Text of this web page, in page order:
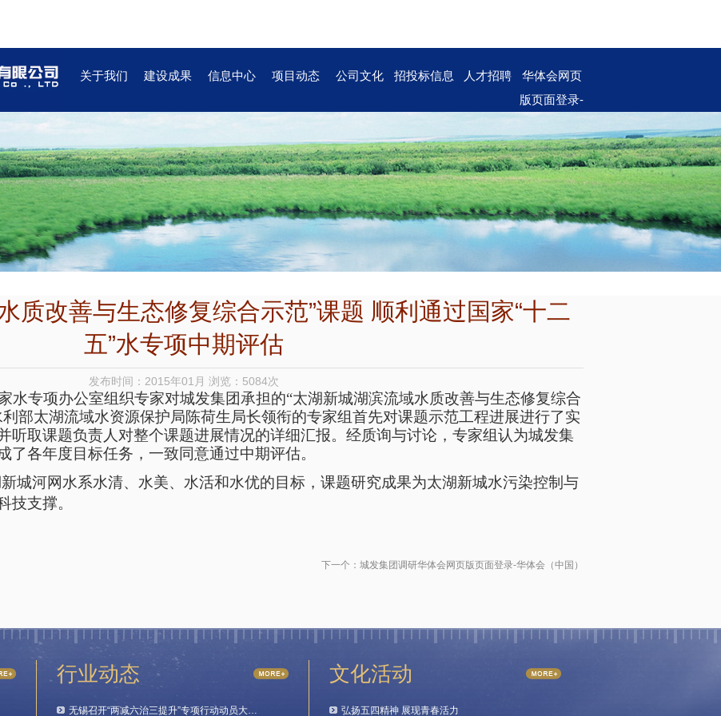
关于我们 建设成果 信息中心 项目动态 公司文化 招投标信息 人才招聘
华体会网页
版页面登录-
国）
质改善与生态修复综合示范”课题 顺利通过国家“十二
五”水专项中期评估
发布时间：2015年01月 浏览：5084次
水专项办公室组织专家对城发集团承担的“太湖新城湖滨流域水质改善与生态修复综合
部太湖流域水资源保护局陈荷生局长领衔的专家组首先对课题示范工程进展进行了实
听取课题负责人对整个课题进展情况的详细汇报。经质询与讨论，专家组认为城发集
了各年度目标任务，一致同意通过中期评估。
城河网水系水清、水美、水活和水优的目标，课题研究成果为太湖新城水污染控制与
技支撑。
下一个： 城发集团调研华体会网页版页面登录-华体会（中国）
行业动态
无锡召开“两减六治三提升”专项行动动员大…
文化活动
弘扬五四精神 展现青春活力